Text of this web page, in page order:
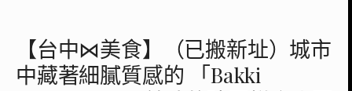
【台中⋈美食】（已搬新址）城市
中藏著細膩質感的 「Bakki